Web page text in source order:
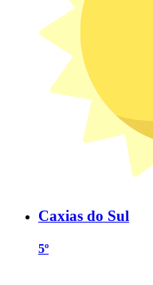
Caxias do Sul
5º